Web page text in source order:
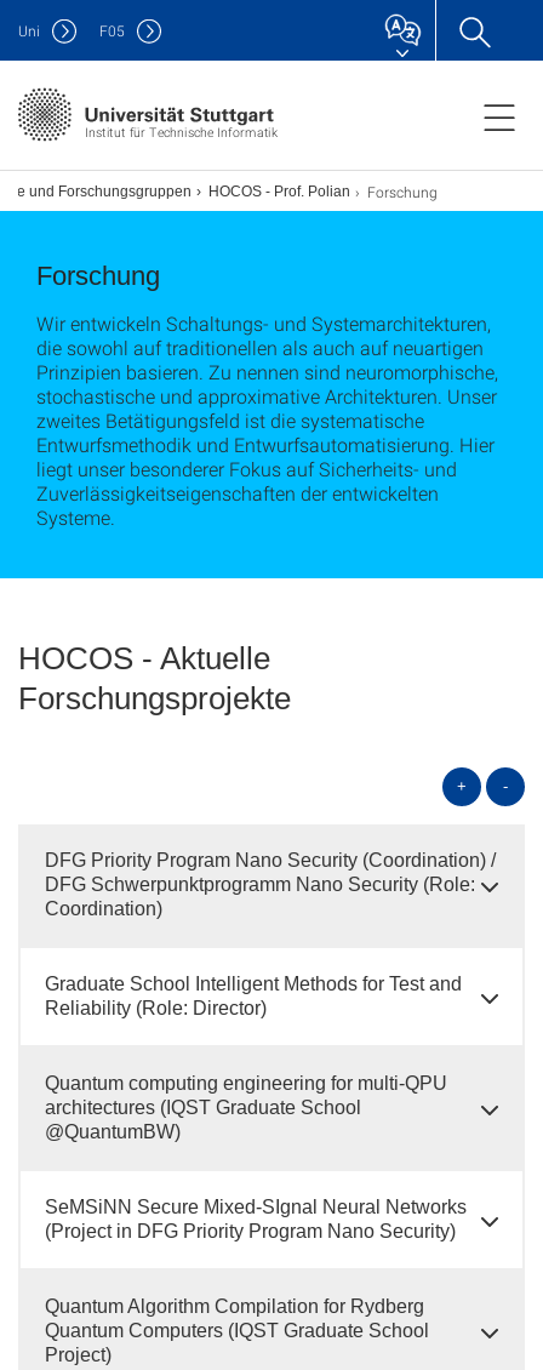
Institut für Technische Informatik
Uni F05
und Forschungsgruppen HOCOS - Prof. Polian Forschung
Forschung
Wir entwickeln Schaltungs- und Systemarchitekturen,
die sowohl auf traditionellen als auch auf neuartigen
Prinzipien basieren. Zu nennen sind neuromorphische,
stochastische und approximative Architekturen. Unser
zweites Betätigungsfeld ist die systematische
Entwurfsmethodik und Entwurfsautomatisierung. Hier
liegt unser besonderer Fokus auf Sicherheits- und
Zuverlässigkeitseigenschaften der entwickelten
Systeme.
HOCOS - Aktuelle
Forschungsprojekte
+ -
DFG Priority Program Nano Security (Coordination) /
DFG Schwerpunktprogramm Nano Security (Role:
Coordination)
Graduate School Intelligent Methods for Test and
Reliability (Role: Director)
Quantum computing engineering for multi-QPU
architectures (IQST Graduate School
@QuantumBW)
SeMSiNN Secure Mixed-SIgnal Neural Networks
(Project in DFG Priority Program Nano Security)
Quantum Algorithm Compilation for Rydberg
Quantum Computers (IQST Graduate School
Project)